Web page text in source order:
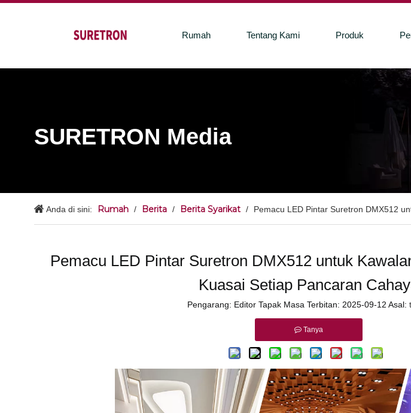
Rumah Tentang Kami Produk
SURETRON Media
Anda di sini: Rumah / Berita / Berita Syarikat / Pemacu LED Pintar Suretron DMX512
Pemacu LED Pintar Suretron DMX512 untuk
Kuasai Setiap Pancaran
Pengarang: Editor Tapak Masa Terbitan: 2025-09-12 Asal:
Tanya